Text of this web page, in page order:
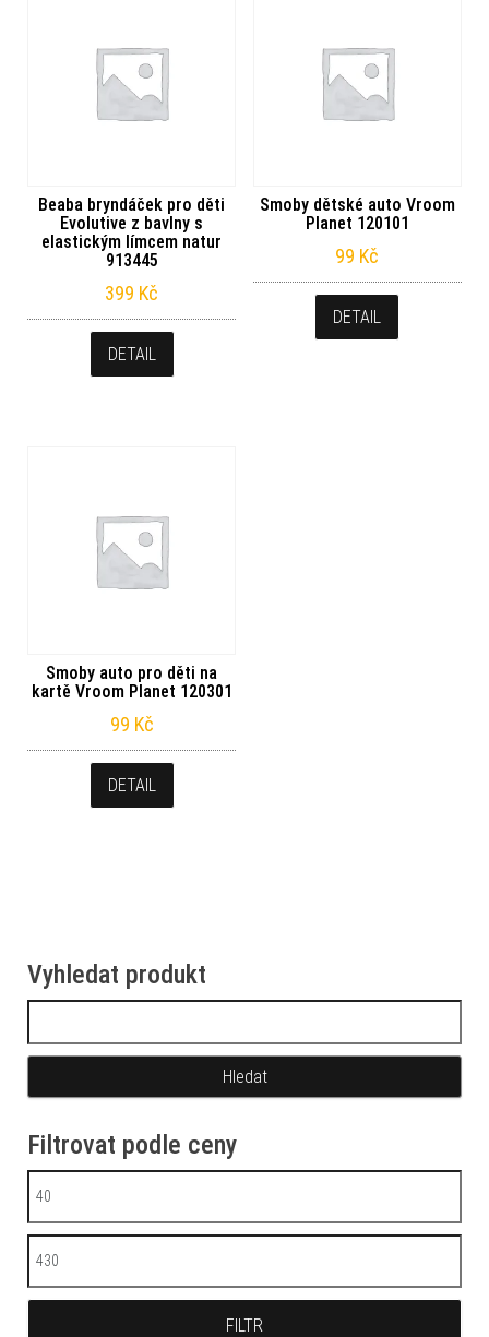
Beaba bryndáček pro děti
Evolutive z bavlny s
elastickým límcem natur
913445
399 Kč
DETAIL
Smoby dětské auto Vroom
Planet 120101
99 Kč
DETAIL
Smoby auto pro děti na
kartě Vroom Planet 120301
99 Kč
DETAIL
Vyhledat produkt
Filtrovat podle ceny
Minimální cena
Maximální cena
FILTR